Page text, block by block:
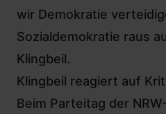
wir Demokratie
Sozialdemokratie raus
Klingbeil.
Klingbeil reagiert auf
Beim Parteitag der